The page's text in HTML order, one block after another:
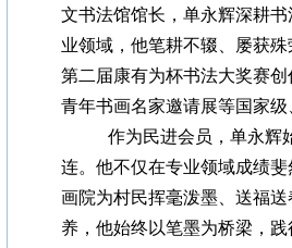
文书法馆馆长，单永辉深耕
业领域，他笔耕不辍、屡获
第二届康有为杯书法大奖赛
青年书画名家邀请展等国家
作为民进会员，单永辉
连。他不仅在专业领域成绩
画院为村民挥毫泼墨、送福
养，他始终以笔墨为桥梁，